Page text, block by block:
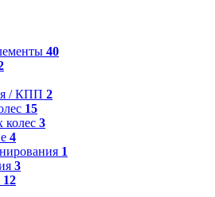
40
/ КПП 2
15
колес 3
4
1
3
12